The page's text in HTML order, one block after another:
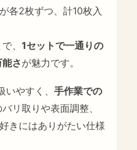
各2枚ずつ、計10枚入
で、1セットで一通りの
さが魅力です。
いやすく、手作業での
リ取りや表面調整、
きにはありがたい仕様